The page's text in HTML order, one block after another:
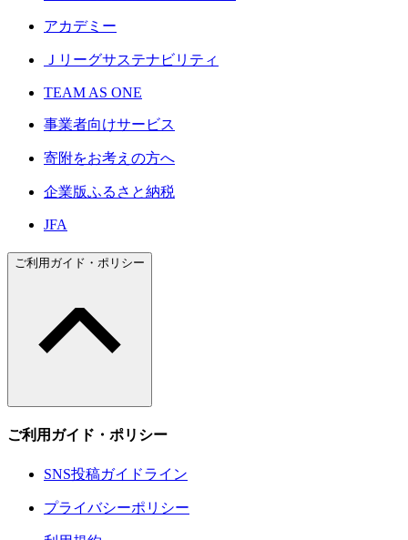
アカデミー
Ｊリーグサステナビリティ
TEAM AS ONE
事業者向けサービス
寄附をお考えの方へ
企業版ふるさと納税
JFA
ご利用ガイド・ポリシー
ご利用ガイド・ポリシー
SNS投稿ガイドライン
プライバシーポリシー